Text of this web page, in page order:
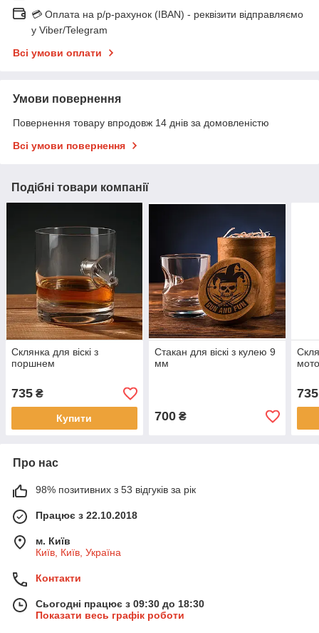
💳 Оплата на р/р-рахунок (IBAN) - реквізити відправляємо
у Viber/Telegram
Всі умови оплати
Умови повернення
Повернення товару впродовж 14 днів за домовленістю
Всі умови повернення
Подібні товари компанії
Склянка для віскі з
поршнем
735 ₴
Купити
Стакан для віскі з кулею 9
мм
700₴
735
Про нас
98% позитивних з 53 відгуків за рік
Працює з 22.10.2018
м. Київ
Київ, Київ, Україна
Контакти
Сьогодні працює з 09:30 до 18:30
Показати весь графік роботи